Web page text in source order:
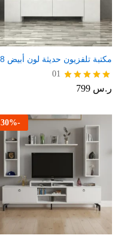
مكتبة تلفزيون حديثة لون أبيض 48
تم التقييم
01
ر.س
-
30%